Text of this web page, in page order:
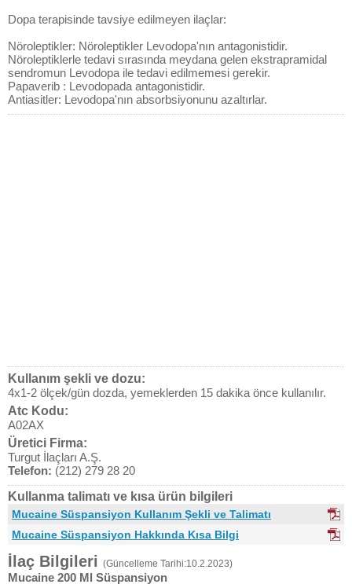
Dopa terapisinde tavsiye edilmeyen ilaçlar:
Nöroleptikler: Nöroleptikler Levodopa'nın antagonistidir.
Nöroleptiklerle tedavi sırasında meydana gelen ekstrapramidal
sendromun Levodopa ile tedavi edilmemesi gerekir.
Papaverib : Levodopada antagonistidir.
Antiasitler: Levodopa'nın absorbsiyonunu azaltırlar.
Kullanım şekli ve dozu:
4x1-2 ölçek/gün dozda, yemeklerden 15 dakika önce kullanılır.
Atc Kodu:
A02AX
Üretici Firma:
Turgut İlaçları A.Ş.
Telefon: (212) 279 28 20
Kullanma talimatı ve kısa ürün bilgileri
Mucaine Süspansiyon Kullanım Şekli ve Talimatı
Mucaine Süspansiyon Hakkında Kısa Bilgi
İlaç Bilgileri (Güncelleme Tarihi:10.2.2023)
Mucaine 200 Ml Süspansiyon